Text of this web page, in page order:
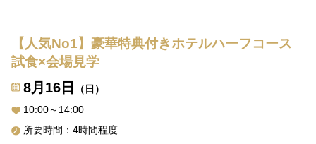
【人気No1】豪華特典付きホテルハーフコース
試食×会場見学
8月16日
（日）
10:00～14:00
所要時間：4時間程度